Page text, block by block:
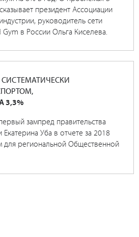
президент Ассоциации
руководитель сети
в России Ольга Киселева.
3,3%
зампред правительства
Уба в отчете за 2018
для региональной Общественной